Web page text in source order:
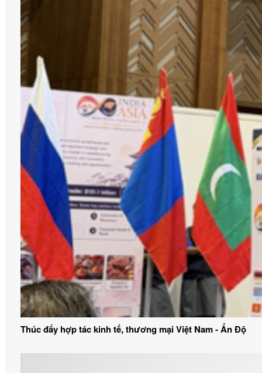
Thúc đẩy hợp tác kinh tế, thương mại Việt Nam - Ấn Độ